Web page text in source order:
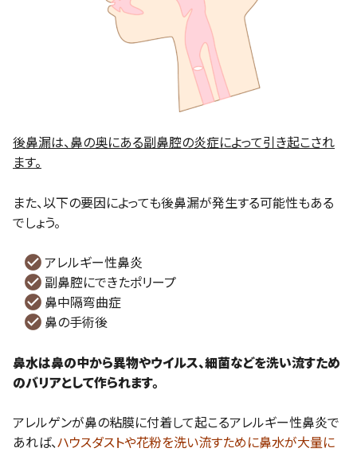
後鼻漏は、鼻の奥にある副鼻腔の炎症によって引き起こされ
ます。
また、以下の要因によっても後鼻漏が発生する可能性もある
でしょう。
アレルギー性鼻炎
副鼻腔にできたポリープ
鼻中隔弯曲症
鼻の手術後
鼻水は鼻の中から異物やウイルス、細菌などを洗い流すため
のバリアとして作られます。
アレルゲンが鼻の粘膜に付着して起こるアレルギー性鼻炎で
あれば、ハウスダストや花粉を洗い流すために鼻水が大量に